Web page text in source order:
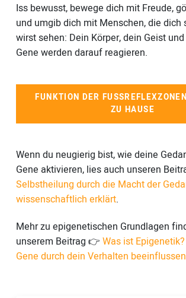
Iss bewusst, bewege dich mit Freude,
und umgib dich mit Menschen, die dich
wirst sehen: Dein Körper, dein Geist
Gene werden darauf reagieren.
FUNKTION DER
U HAUSE
Wenn du neugierig bist, wie deine
Gene aktivieren, lies auch unseren
Selbstheilung durch die Macht der
wissenschaftlich erklärt.
Mehr zu epigenetischen Grundlagen
unserem Beitrag 👉 Was ist
Gene durch dein Verhalten